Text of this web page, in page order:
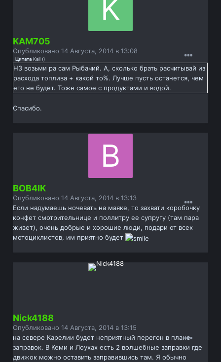
KAM705
Опубликовано14 Августа, 2014 в 13:08
Цитата Kali ()
НЗ возьми ра сам Рыбачий. А, сколько брать расчитывай из
расхода топлива + какой то%. Лучше пусть останется, чем
его не будет. Тоже самое с продуктами и водой.
Спасибо.
BOB4IK
Опубликовано14 Августа, 2014 в 13:13
Если надумаешь ночевать на маяке, то захвати коробочку
конфет смотрительнице и поллитру ее супругу (там пара
живет), очень добрые и хорошие люди, подари от всех
мотоциклистов, им приятно будет
Nick4188
Опубликовано14 Августа, 2014 в 13:15
на севере Карелии будет неприятный перегон в плане
заправок. В Кеми и Лоухах есть 2 волшебные заправки где
движок можно оставить заправившись там. Я обычно